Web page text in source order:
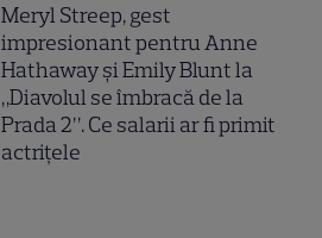
Meryl Streep, gest
impresionant pentru Anne
Hathaway și Emily Blunt la
„Diavolul se îmbracă de la
Prada 2”. Ce salarii ar fi primit
actrițele